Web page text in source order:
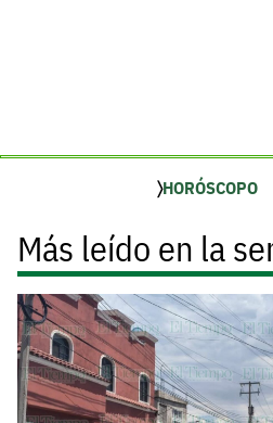
HORÓSCOPO
Más leído en la